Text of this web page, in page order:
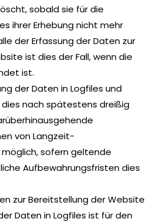
sobald sie für die
ihrer Erhebung nicht mehr
der Erfassung der Daten zur
ist dies der Fall, wenn die
ist.
der Daten in Logfiles und
nach spätestens dreißig
von Langzeit-
sofern geltende
Aufbewahrungsfristen dies
zur Bereitstellung der Website
Daten in Logfiles ist für den